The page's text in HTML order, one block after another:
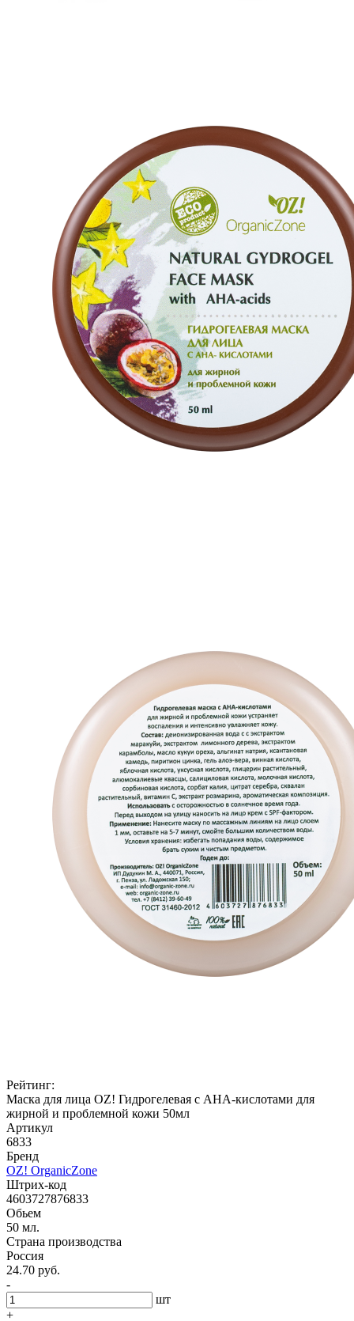
Рейтинг:
Маска для лица OZ! Гидрогелевая с АНА-кислотами для
жирной и проблемной кожи 50мл
Артикул
6833
Бренд
OZ! OrganicZone
Штрих-код
4603727876833
Обьем
50 мл.
Страна производства
Россия
24.70 руб.
-
шт
+